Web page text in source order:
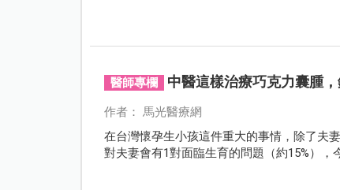
醫師專欄 中醫這樣治療巧克力囊腫
作者： 馬光醫療網
在台灣懷孕生小孩這件重大的事情，除了夫
對夫妻會有1對面臨生育的問題（約15%），